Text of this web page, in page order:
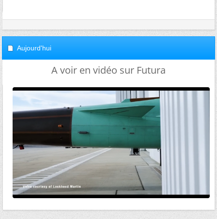
Aujourd'hui
A voir en vidéo sur Futura